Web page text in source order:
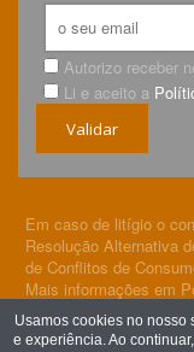
Usamos cookies no nosso
e experiência. Ao
Autorizo receber
Li e aceito a
Validar
Em caso de litígio o
Resolução Alternativa
de Conflitos de
Mais informações em
© Roliband